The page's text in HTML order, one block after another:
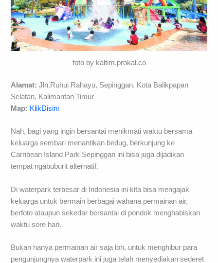
foto by kaltim.prokal.co
Alamat: Jln.Ruhui Rahayu, Sepinggan, Kota Balikpapan
Selatan, Kalimantan Timur
Map: KlikDisini
Nah, bagi yang ingin bersantai menikmati waktu bersama
keluarga sembari menantikan bedug, berkunjung ke
Carribean Island Park Sepinggan ini bisa juga dijadikan
tempat ngabuburit alternatif.
Di waterpark terbesar di Indonesia ini kita bisa mengajak
keluarga untuk bermain berbagai wahana permainan air,
berfoto ataupun sekedar bersantai di pondok menghabiskan
waktu sore hari.
Bukan hanya permainan air saja loh, untuk menghibur para
pengunjungnya waterpark ini juga telah menyediakan sederet